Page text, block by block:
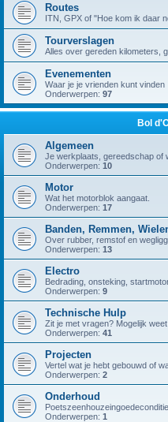
Routes
ITN, GPX of "Hoe kom ik daar
Tourverslagen
Alles over gereden kilometers,
Evenementen
Waar je je vrienden kunt vinden
Onderwerpen: 97
Bol
Algemeen
Je werkplaats, gereedschap of
Onderwerpen: 10
Motor
Wat het motorblok aangaat.
Onderwerpen: 17
Banden, Remmen,
Over rubber, remstof en
Onderwerpen: 13
Electro
Bedrading, onsteking,
Onderwerpen: 9
Technische Hulp
Zit je met vragen? Mogelijk
Onderwerpen: 41
Projecten
Vertel wat je hebt gebouwd of
Onderwerpen: 2
Onderhoud
Onderwerpen: 1